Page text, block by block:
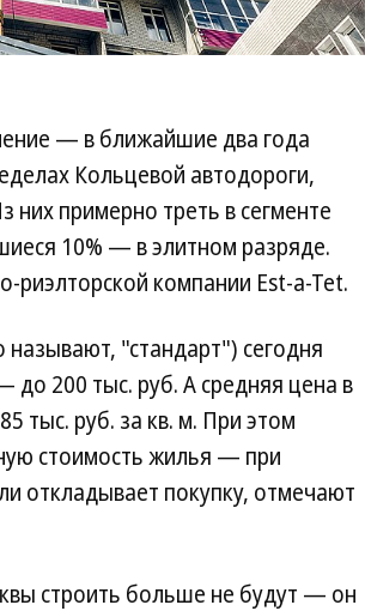
— в ближайшие два года
Кольцевой автодороги,
них примерно треть в сегменте
10% — в элитном разряде.
риэлторской компании Est-a-Tet.
"стандарт") сегодня
до 200 тыс. руб. А средняя цена в
тыс. руб. за кв. м. При этом
стоимость жилья — при
откладывает покупку, отмечают
строить больше не будут — он